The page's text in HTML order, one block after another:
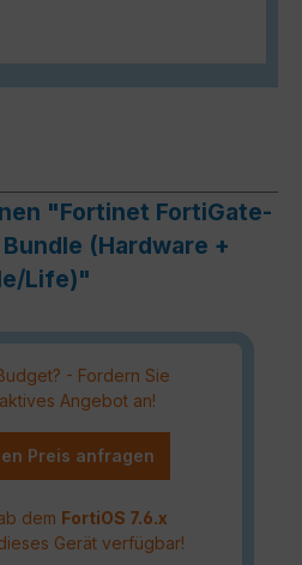
"Fortinet FortiGate-
(Hardware +
Life)"
- Fordern Sie
Angebot an!
Preis anfragen
dem FortiOS 7.6.x
Gerät verfügbar!